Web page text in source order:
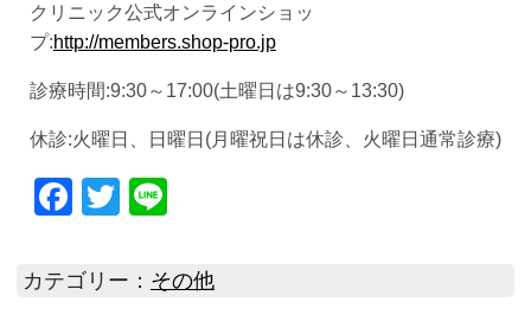
クリニック公式オンラインショッ
プ:http://members.shop-pro.jp
診療時間:9:30～17:00(土曜日は9:30～13:30)
休診:火曜日、日曜日(月曜祝日は休診、火曜日通常診療)
Facebook
Twitter
Line
カテゴリー： その他